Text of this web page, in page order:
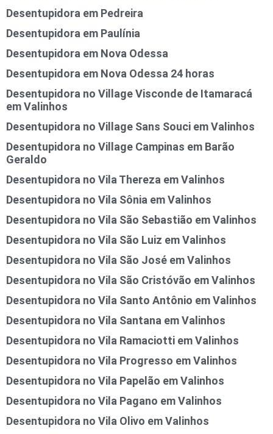
Desentupidora em Pedreira
Desentupidora em Paulínia
Desentupidora em Nova Odessa
Desentupidora em Nova Odessa 24 horas
Desentupidora no Village Visconde de Itamaracá
em Valinhos
Desentupidora no Village Sans Souci em Valinhos
Desentupidora no Village Campinas em Barão
Geraldo
Desentupidora no Vila Thereza em Valinhos
Desentupidora no Vila Sônia em Valinhos
Desentupidora no Vila São Sebastião em Valinhos
Desentupidora no Vila São Luiz em Valinhos
Desentupidora no Vila São José em Valinhos
Desentupidora no Vila São Cristóvão em Valinhos
Desentupidora no Vila Santo Antônio em Valinhos
Desentupidora no Vila Santana em Valinhos
Desentupidora no Vila Ramaciotti em Valinhos
Desentupidora no Vila Progresso em Valinhos
Desentupidora no Vila Papelão em Valinhos
Desentupidora no Vila Pagano em Valinhos
Desentupidora no Vila Olivo em Valinhos